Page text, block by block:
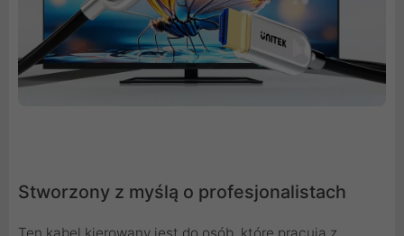
Stworzony z myślą o profesjonalistach